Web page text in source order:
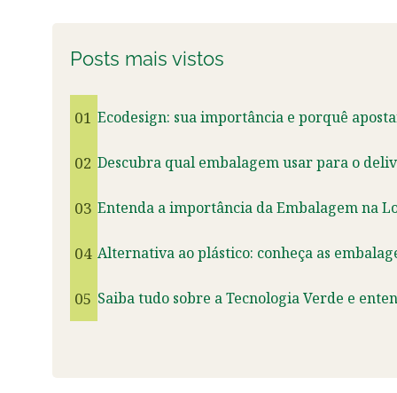
Posts mais vistos
01 Ecodesign: sua importância e porquê
02 Descubra qual embalagem usar para o
03 Entenda a importância da Embalagem na
04 Alternativa ao plástico: conheça as
05 Saiba tudo sobre a Tecnologia Verde e